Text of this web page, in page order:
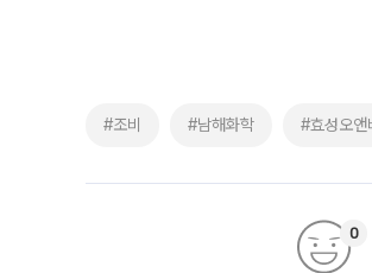
#조비 #남해화학 #효성오앤
0